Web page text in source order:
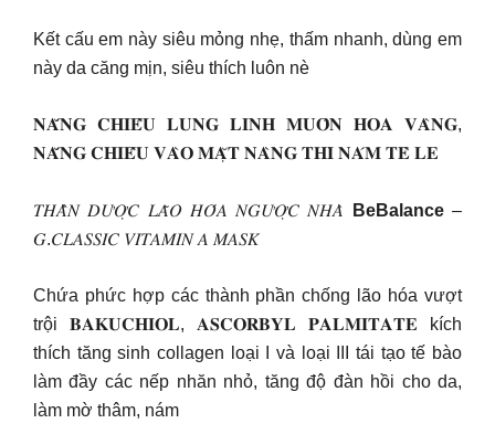
Kết cấu em này siêu mỏng nhẹ, thấm nhanh, dùng em
này da căng mịn, siêu thích luôn nè
𝐍𝐀̆́𝐍𝐆 𝐂𝐇𝐈𝐄̂́𝐔 𝐋𝐔𝐍𝐆 𝐋𝐈𝐍𝐇 𝐌𝐔𝐎̂𝐍 𝐇𝐎𝐀 𝐕𝐀̀𝐍𝐆,
𝐍𝐀̆́𝐍𝐆 𝐂𝐇𝐈𝐄̂́𝐔 𝐕𝐀̀𝐎 𝐌𝐀̣̆𝐓 𝐍𝐀̀𝐍𝐆 𝐓𝐇𝐈̀ 𝐍𝐀́𝐌 𝐓𝐄̀ 𝐋𝐄
𝑇𝐻𝐴̂̀𝑁 𝐷𝑈̛𝑂̛̣𝐶 𝐿𝐴̃𝑂 𝐻𝑂́𝐴 𝑁𝐺𝑈̛𝑂̛̣𝐶 𝑁𝐻𝐴̀ BeBalance–
𝐺.𝐶𝐿𝐴𝑆𝑆𝐼𝐶 𝑉𝐼𝑇𝐴𝑀𝐼𝑁 𝐴 𝑀𝐴𝑆𝐾
Chứa phức hợp các thành phần chống lão hóa vượt
trội 𝐁𝐀𝐊𝐔𝐂𝐇𝐈𝐎𝐋, 𝐀𝐒𝐂𝐎𝐑𝐁𝐘𝐋 𝐏𝐀𝐋𝐌𝐈𝐓𝐀𝐓𝐄 kích
thích tăng sinh collagen loại I và loại III tái tạo tế bào
làm đầy các nếp nhăn nhỏ, tăng độ đàn hồi cho da,
làm mờ thâm, nám